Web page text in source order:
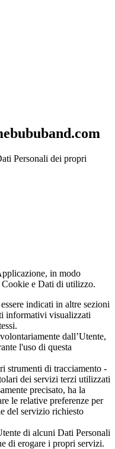
Personali dei propri
in modo
Cookie e Dati di utilizzo.
indicati in altre sezioni
informativi visualizzati
dall’Utente,
l'uso di questa
strumenti di tracciamento -
dei servizi terzi utilizzati
precisato, ha la
le relative preferenze per
del servizio richiesto
di alcuni Dati Personali
di erogare i propri servizi.